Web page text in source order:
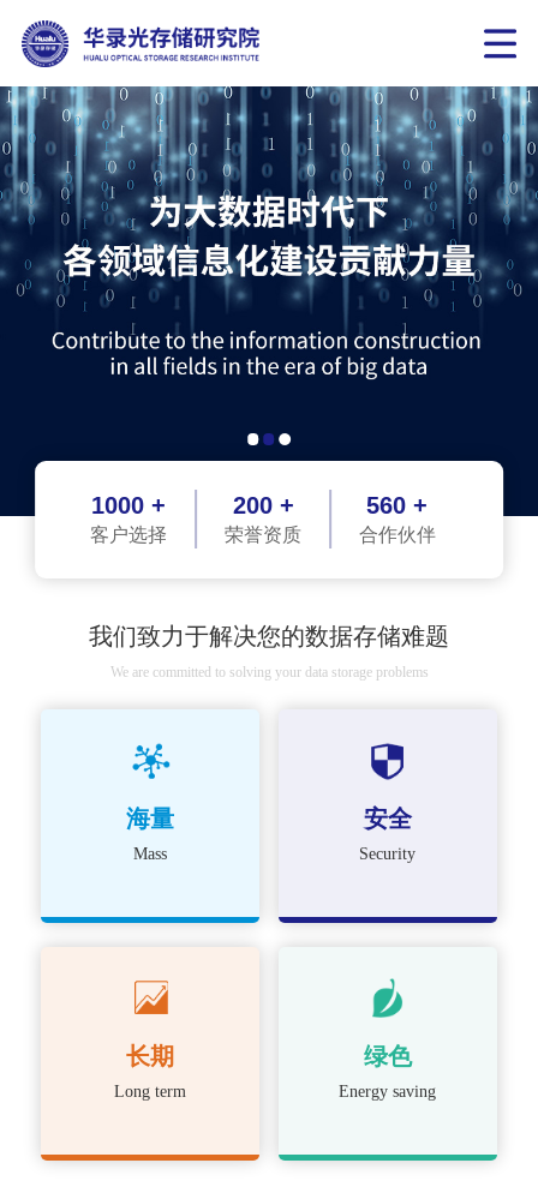
1000 +
客户选择
200 +
荣誉资质
560 +
合作伙伴
我们致力于解决您的数据存储难题
We are committed to solving your data storage problems
海量
Mass
安全
Security
长期
Long term
绿色
Energy saving